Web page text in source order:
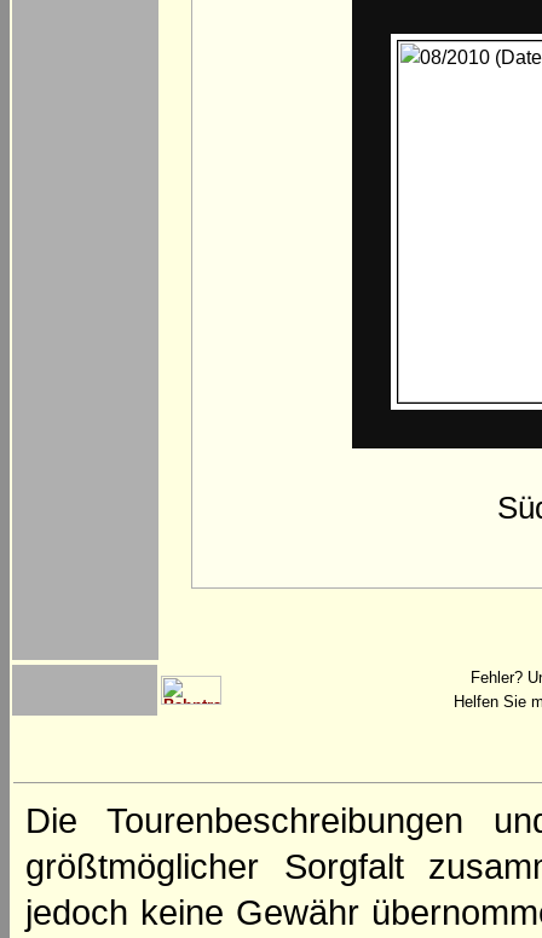
Fehler?
Helfen Sie
Die Tourenbeschreibungen
größtmöglicher Sorgfalt
jedoch keine Gewähr